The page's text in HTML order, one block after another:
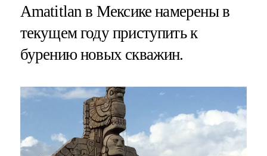
Amatitlan в Мексике намерены в
текущем году приступить к
бурению новых скважин.